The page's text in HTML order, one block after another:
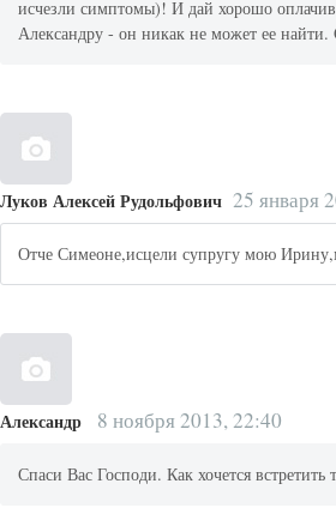
исчезли симптомы)! И дай хорошо
Александру - он никак не может ее найти.
Луков Алексей Рудольфович 25 января
Отче Симеоне,исцели супругу мою
Александр 8 ноября 2013, 22:40
Спаси Вас Господи. Как хочется встретить